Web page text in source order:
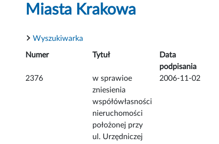
Miasta Krakowa
Wyszukiwarka
Numer Tytuł
Data
podpisania
2376
w sprawioe
zniesienia
współówłasności
nieruchomości
położonej przy
ul. Urzędniczej
2006-11-02